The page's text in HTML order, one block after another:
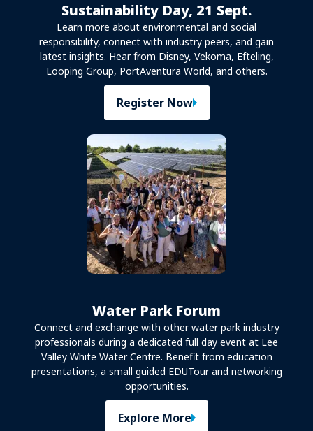
Sustainability Day, 21 Sept.
Learn more about environmental and social
responsibility, connect with industry peers, and gain
latest insights. Hear from Disney, Vekoma, Efteling,
Looping Group, PortAventura World, and others.
Register Now
Water Park Forum
Connect and exchange with other water park industry
professionals during a dedicated full day event at Lee
Valley White Water Centre. Benefit from education
presentations, a small guided EDUTour and networking
opportunities.
Explore More